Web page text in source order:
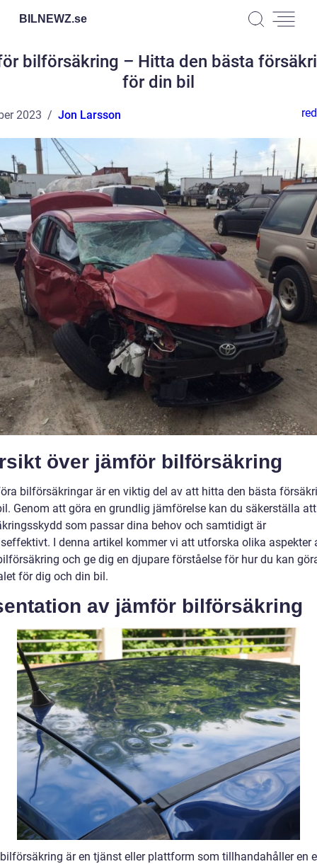
BILNEWZ.se
bilförsäkring – Hitta den bästa
för din bil
2023 Jon Larsson
över jämför bilförsäkring
bilförsäkringar är en viktig del av att hitta den bästa
Genom att göra en grundlig jämförelse kan du säkerställa
som passar dina behov och samtidigt är
I denna artikel kommer vi att utforska olika aspekter
och ge dig en djupare förståelse för hur du kan
för dig och din bil.
av jämför bilförsäkring
är en tjänst eller plattform som tillhandahåller en